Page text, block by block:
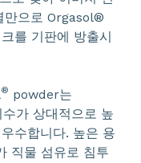
만으로 Orgasol®
를 기판에 방출시
® powder는
가 상대적으로 높
수합니다. 높은 용
직물 섬유로 침투